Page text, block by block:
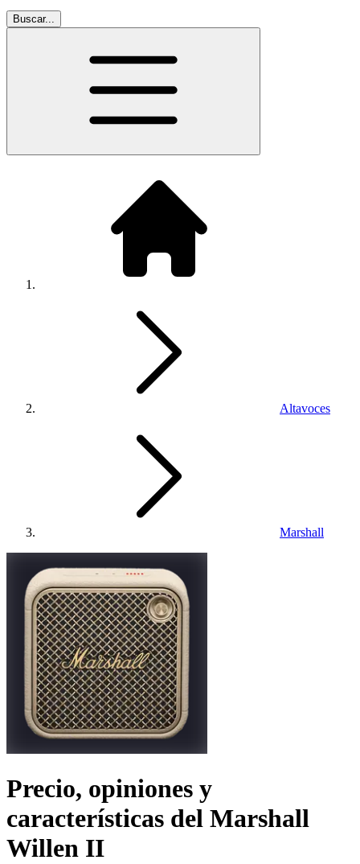
Buscar...
Altavoces
Marshall
Precio, opiniones y
características del Marshall
Willen II